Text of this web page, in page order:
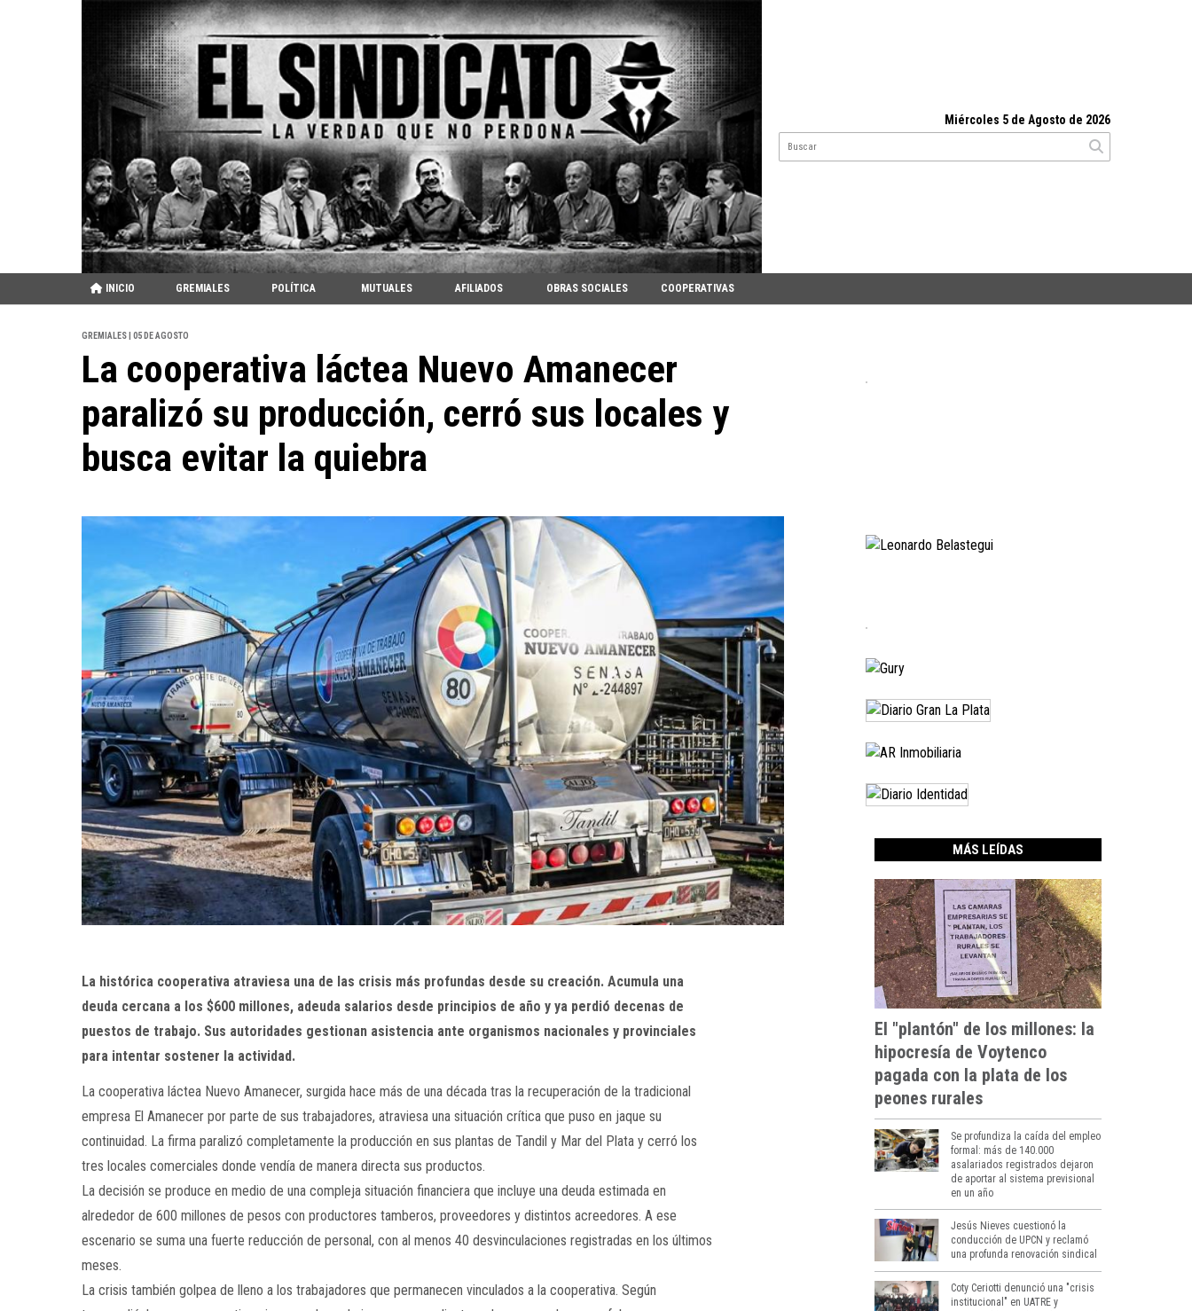
Miércoles 5 de Agosto de 2026
INICIO GREMIALES POLÍTICA MUTUALES AFILIADOS OBRAS SOCIALES COOPERATIVAS
GREMIALES | 05 DE AGOSTO
La cooperativa láctea Nuevo Amanecer
paralizó su producción, cerró sus locales y
busca evitar la quiebra
La histórica cooperativa atraviesa una de las crisis más profundas desde su creación. Acumula una
deuda cercana a los $600 millones, adeuda salarios desde principios de año y ya perdió decenas de
puestos de trabajo. Sus autoridades gestionan asistencia ante organismos nacionales y provinciales
para intentar sostener la actividad.
La cooperativa láctea Nuevo Amanecer, surgida hace más de una década tras la recuperación de la tradicional
empresa El Amanecer por parte de sus trabajadores, atraviesa una situación crítica que puso en jaque su
continuidad. La firma paralizó completamente la producción en sus plantas de Tandil y Mar del Plata y cerró los
tres locales comerciales donde vendía de manera directa sus productos.
La decisión se produce en medio de una compleja situación financiera que incluye una deuda estimada en
alrededor de 600 millones de pesos con productores tamberos, proveedores y distintos acreedores. A ese
escenario se suma una fuerte reducción de personal, con al menos 40 desvinculaciones registradas en los últimos
meses.
La crisis también golpea de lleno a los trabajadores que permanecen vinculados a la cooperativa. Según
MÁS LEÍDAS
El "plantón" de los millones: la
hipocresía de Voytenco
pagada con la plata de los
peones rurales
Se profundiza la caída del empleo
formal: más de 140.000
asalariados registrados dejaron
de aportar al sistema previsional
en un año
Jesús Nieves cuestionó la
conducción de UPCN y reclamó
una profunda renovación sindical
Coty Ceriotti denunció una "crisis
institucional" en UATRE y